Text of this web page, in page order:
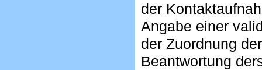
der
Angabe einer
der Zuordnung
Beantwortung